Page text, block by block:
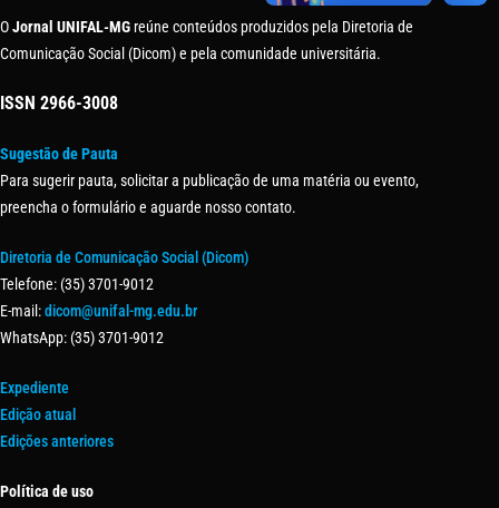
OJornal UNIFAL-MG reúne conteúdos produzidos pela Diretoria de
Comunicação Social (Dicom) e pela comunidade universitária.
ISSN 2966-3008
Sugestão de Pauta
Para sugerir pauta, solicitar a publicação de uma matéria ou evento,
preencha o formulário e aguarde nosso contato.
Diretoria de Comunicação Social (Dicom)
Telefone: (35) 3701-9012
E-mail:dicom@unifal-mg.edu.br
WhatsApp: (35) 3701-9012
Expediente
Edição atual
Edições anteriores
Política de uso